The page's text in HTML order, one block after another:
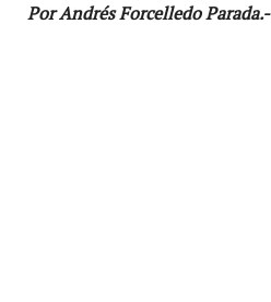
Por Andrés Forcelledo Parada.-